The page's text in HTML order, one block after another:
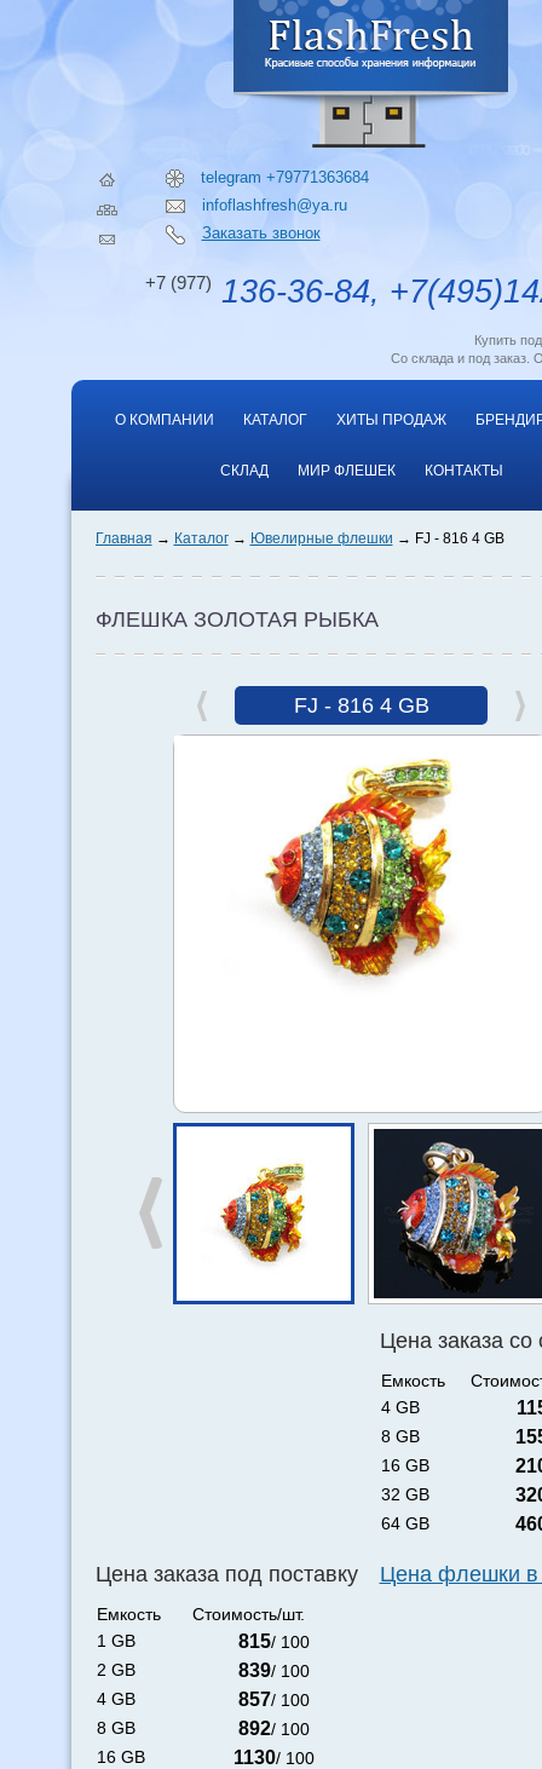
telegram +79771363684
infoflashfresh@ya.ru
Заказать звонок
+7 (977) 136-36-84,
Купить
Со склада и под заказ.
О КОМПАНИИ КАТАЛОГ ХИТЫ ПРОДАЖ
СКЛАД МИР ФЛЕШЕК КОНТАКТЫ
Главная Каталог Ювелирные флешки FJ - 816 4 GB
ФЛЕШКА ЗОЛОТАЯ РЫБКА
FJ - 816 4 GB
Цена заказа под поставку
Емкость
Стоимость/шт.
1 GB
815/ 100
2 GB
839/ 100
4 GB
857/ 100
8 GB
892/ 100
16 GB
1130/ 100
Цена заказа со
Емкость
4 GB
8 GB
16 GB
32 GB
64 GB
Цена флешки в